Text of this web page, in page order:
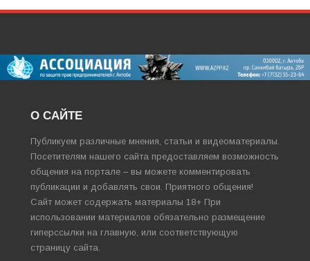
О САЙТЕ
Публикуем различные мнения, статьи и видеоматериалы.
Посетителям нашего сайта предоставляем возможность
общения на портале – вы можете комментировать
публикации и добавлять свои. Приятного общения!
Сайт может содержать материалы 18+ При
использовании материалов обязательно размещение
гиперссылки на главную, или соответствующую
страницу сайта.